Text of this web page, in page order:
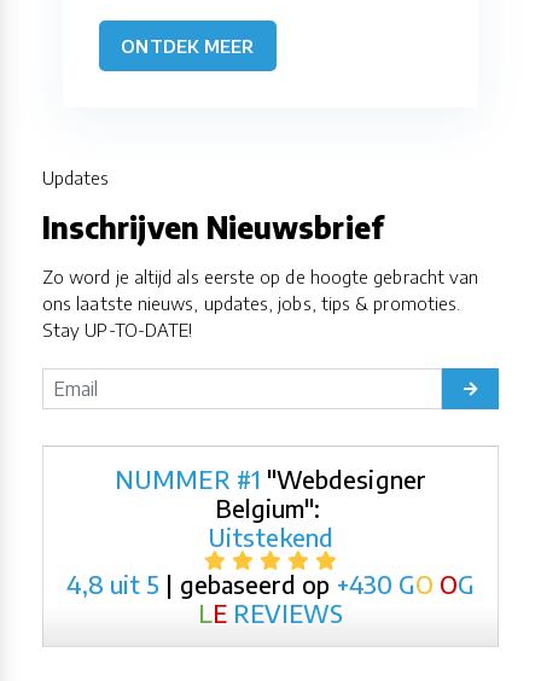
ONTDEK MEER
Updates
Inschrijven Nieuwsbrief
Zo word je altijd als eerste op de hoogte gebracht van
ons laatste nieuws, updates, jobs, tips & promoties.
Stay UP-TO-DATE!
NUMMER #1 "Webdesigner
Belgium":
Uitstekend
4,8 uit 5 | gebaseerd op +430 GO OG
L E REVIEWS